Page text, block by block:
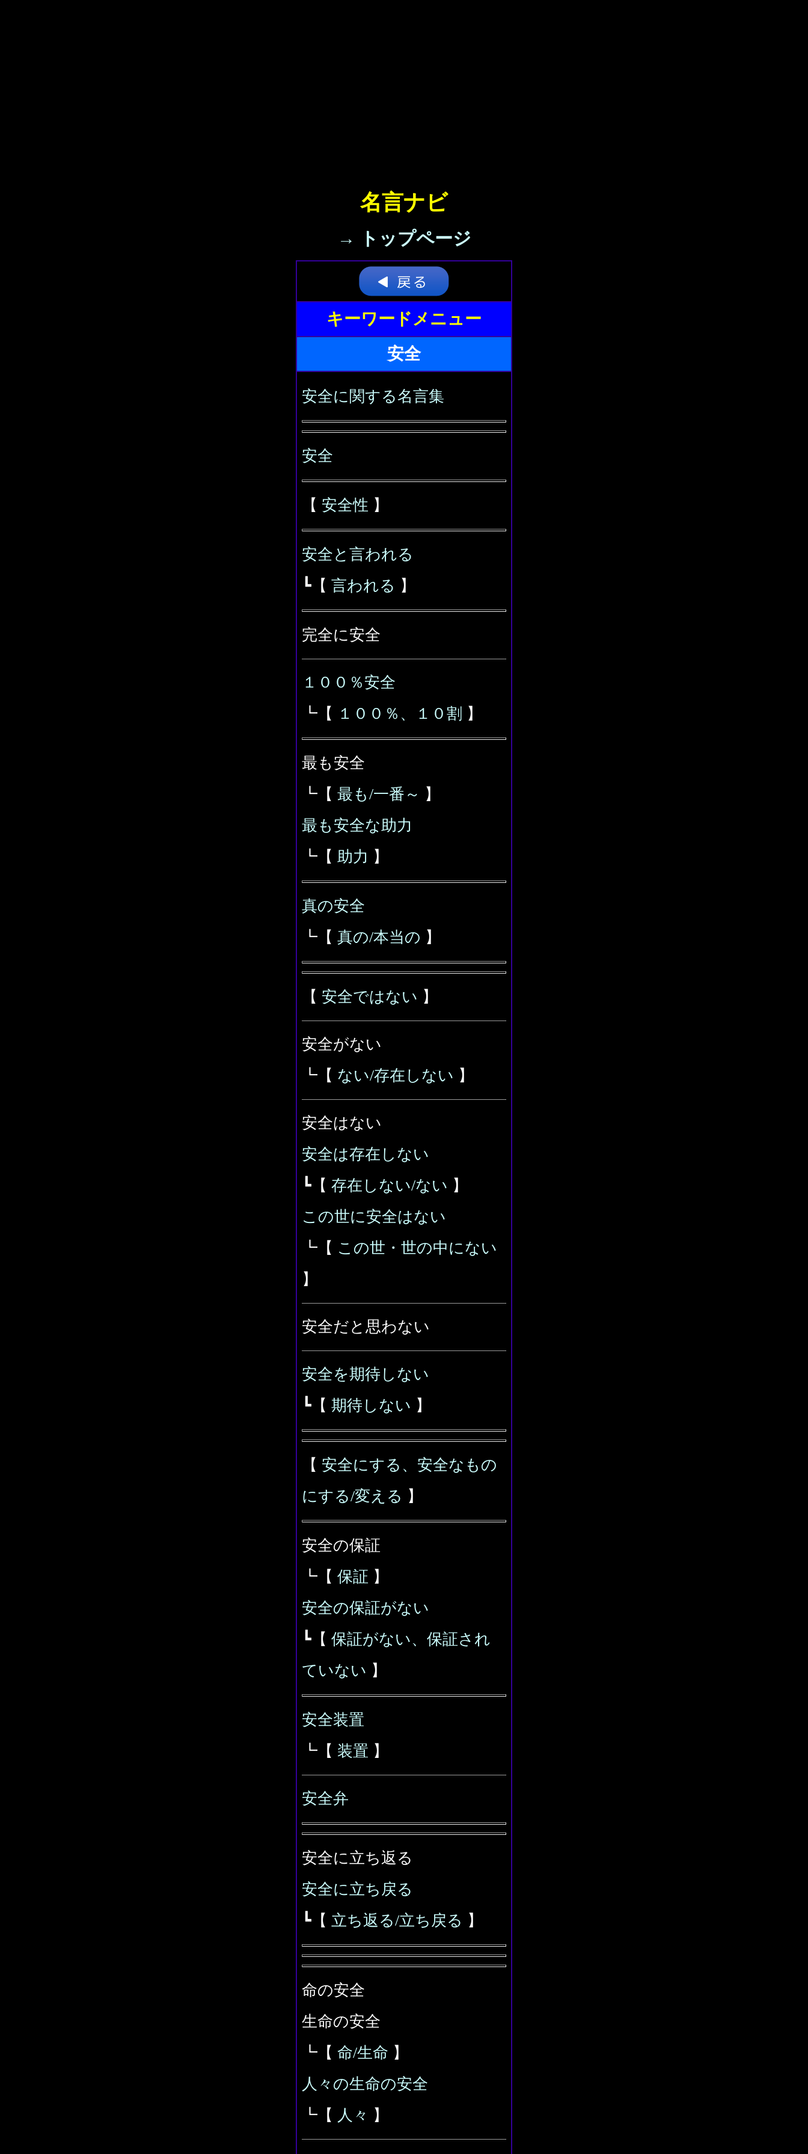
名言ナビ
→ トップページ
キーワードメニュー
安全
安全に関する名言集
安全
【 安全性 】
安全と言われる
┗【 言われる 】
完全に安全
１００％安全
┗【
１００％、１０割 】
最も安全
┗【 最も/一番～ 】
最も安全な助力
┗【 助力 】
真の安全
┗【 真の/本当の 】
【 安全ではない 】
安全がない
┗【 ない/存在しない 】
安全はない
安全は存在しない
┗【 存在しない/ない 】
この世に安全はない
┗【 この世・世の中にない
】
安全だと思わない
安全を期待しない
┗【 期待しない 】
【 安全にする、安全なもの
にする/変える 】
安全の保証
┗【 保証 】
安全の保証がない
┗【 保証がない、保証され
ていない 】
安全装置
┗【 装置 】
安全弁
安全に立ち返る
安全に立ち戻る
┗【 立ち返る/立ち戻る 】
命の安全
生命の安全
┗【 命/生命 】
人々の生命の安全
┗【 人々 】